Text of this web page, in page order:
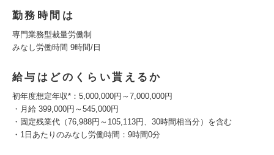
勤務時間は
専門業務型裁量労働制
みなし労働時間 9時間/日
給与はどのくらい貰えるか
初年度想定年収*：5,000,000円～7,000,000円
・月給 399,000円～545,000円
・固定残業代（76,988円～105,113円、30時間相当分）を含む
・1日あたりのみなし労働時間：9時間0分